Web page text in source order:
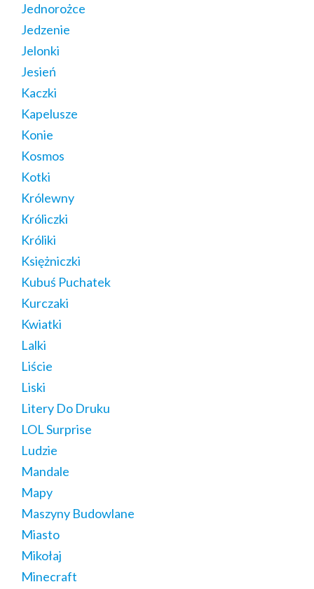
Jednorożce
Jedzenie
Jelonki
Jesień
Kaczki
Kapelusze
Konie
Kosmos
Kotki
Królewny
Króliczki
Króliki
Księżniczki
Kubuś Puchatek
Kurczaki
Kwiatki
Lalki
Liście
Liski
Litery Do Druku
LOL Surprise
Ludzie
Mandale
Mapy
Maszyny Budowlane
Miasto
Mikołaj
Minecraft